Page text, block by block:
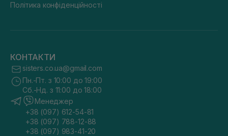
Політика конфіденційності
КОНТАКТИ
sisters.co.ua@gmail.com
Пн.-Пт. з 10:00 до 19:00
Сб.-Нд. з 11:00 до 18:00
Менеджер
+38 (097) 612-54-81
+38 (097) 788-12-88
+38 (097) 983-41-20